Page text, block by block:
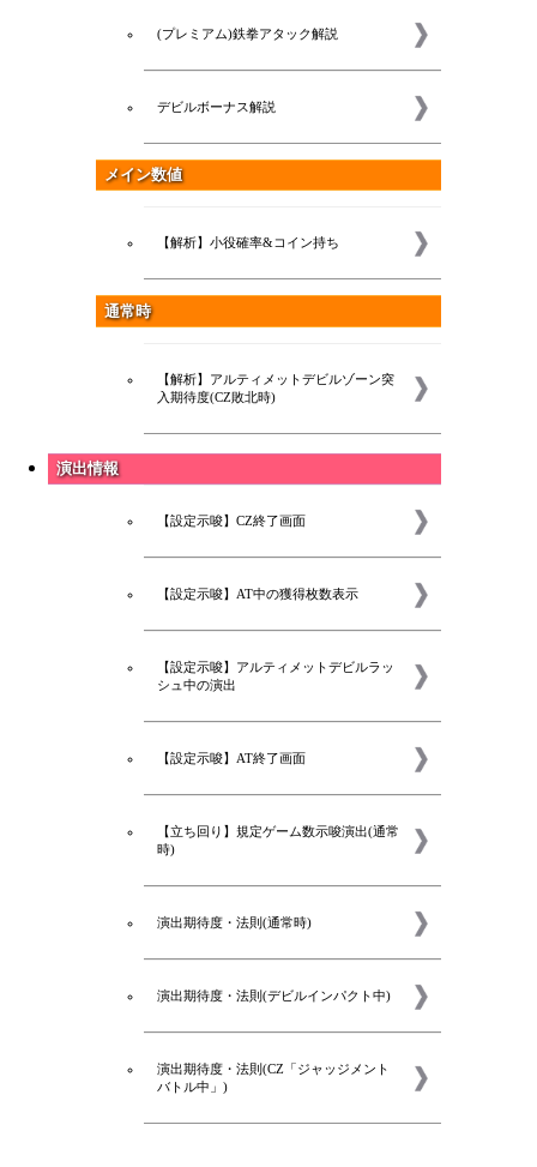
(プレミアム)鉄拳アタック解説
デビルボーナス解説
メイン数値
【解析】小役確率&コイン持ち
通常時
【解析】アルティメットデビルゾーン突
入期待度(CZ敗北時)
演出情報
【設定示唆】CZ終了画面
【設定示唆】AT中の獲得枚数表示
【設定示唆】アルティメットデビルラッ
シュ中の演出
【設定示唆】AT終了画面
【立ち回り】規定ゲーム数示唆演出(通常
時)
演出期待度・法則(通常時)
演出期待度・法則(デビルインパクト中)
演出期待度・法則(CZ「ジャッジメント
バトル中」)